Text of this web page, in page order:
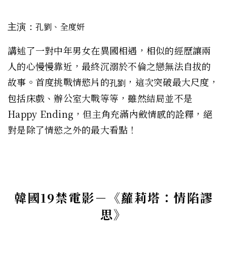
主演： 孔劉、全度妍
講述了一對中年男女在異國相遇，相似的經歷讓兩
人的心慢慢靠近，最終沉溺於不倫之戀無法自拔的
故事。首度挑戰情慾片的孔劉 ，這次突破最大尺度，
包括床戲、辦公室大戰等等，雖然結局並不是
Happy Ending，但主角充滿內斂情感的詮釋，絕
對是除了情慾之外的最大看點！
韓國19禁電影－ 《蘿莉塔：情陷謬
思》